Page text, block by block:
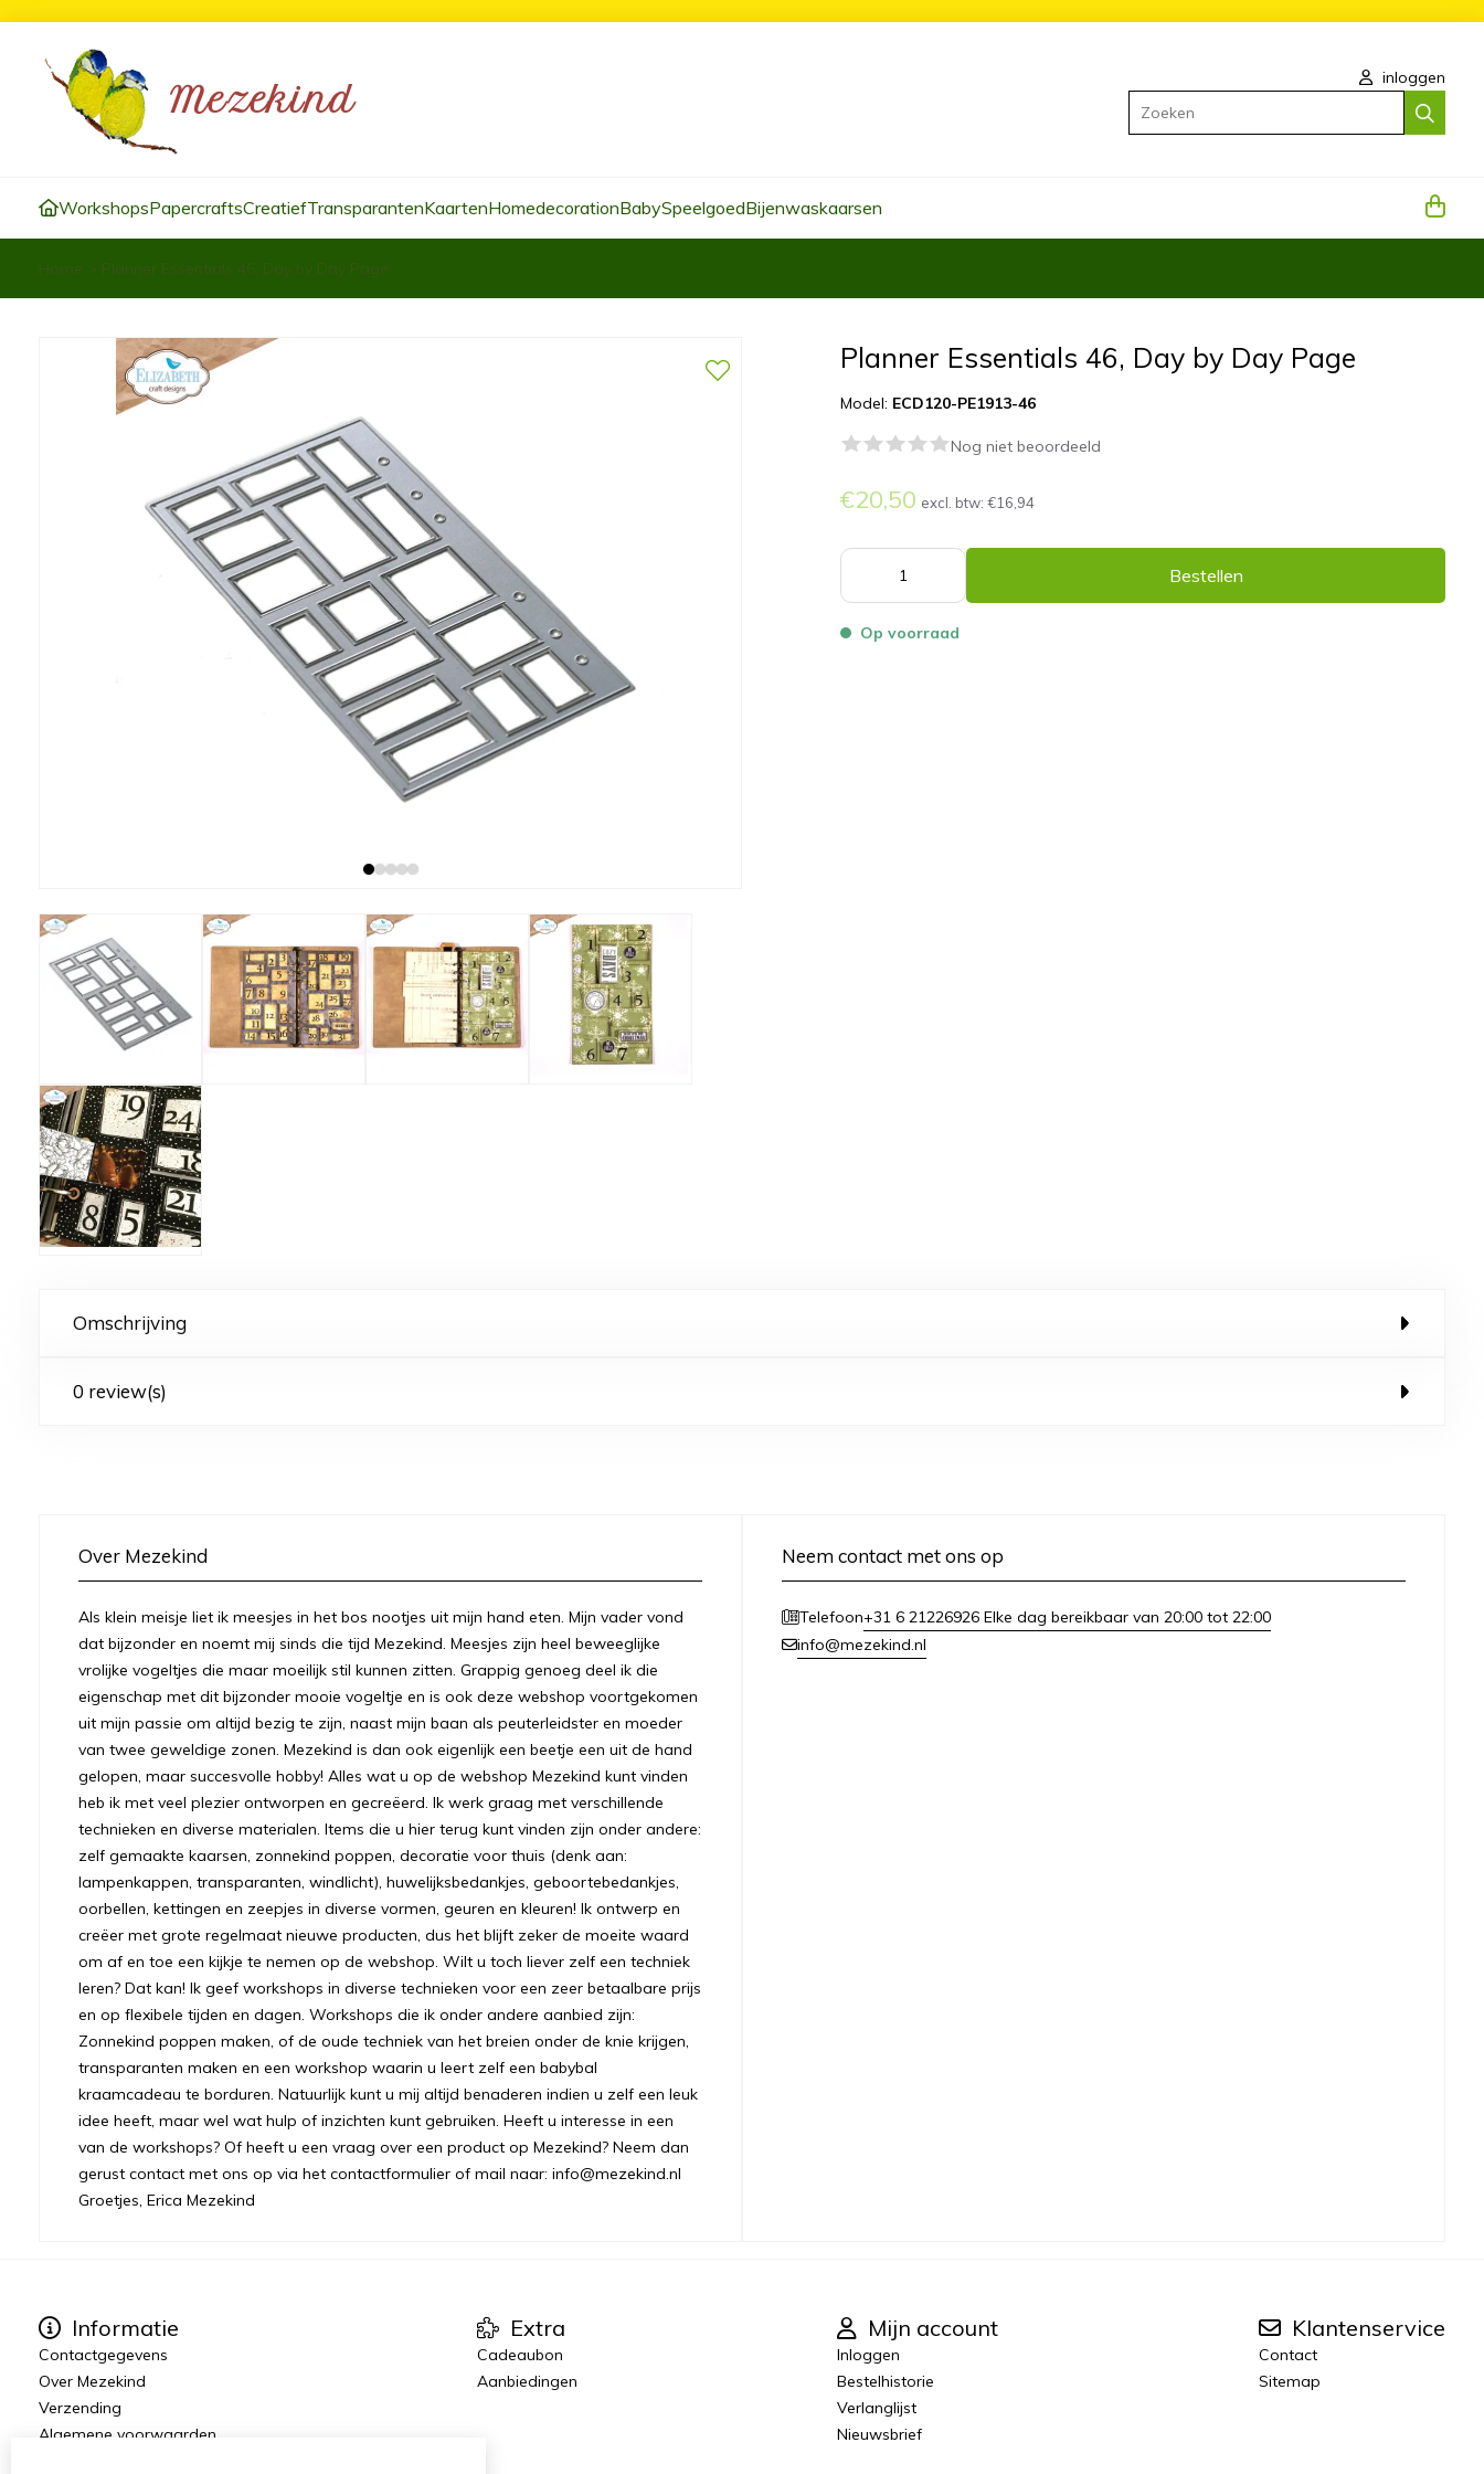
inloggen
Zoeken
WorkshopsPapercraftsCreatiefTransparantenKaartenHomedecorationBabySpeelgoedBijenwaskaarsen
Home Planner Essentials 46, Day by Day Page
Planner Essentials 46, Day by Day Page
Model: ECD120-PE1913-46
Nog niet beoordeeld
€20,50 excl. btw:€16,94
Bestellen
Op voorraad
Omschrijving
0 review(s)
Over Mezekind
Als klein meisje liet ik meesjes in het bos nootjes uit mijn hand eten. Mijn vader vond
dat bijzonder en noemt mij sinds die tijd Mezekind. Meesjes zijn heel beweeglijke
vrolijke vogeltjes die maar moeilijk stil kunnen zitten. Grappig genoeg deel ik die
eigenschap met dit bijzonder mooie vogeltje en is ook deze webshop voortgekomen
uit mijn passie om altijd bezig te zijn, naast mijn baan als peuterleidster en moeder
van twee geweldige zonen. Mezekind is dan ook eigenlijk een beetje een uit de hand
gelopen, maar succesvolle hobby! Alles wat u op de webshop Mezekind kunt vinden
heb ik met veel plezier ontworpen en gecreëerd. Ik werk graag met verschillende
technieken en diverse materialen. Items die u hier terug kunt vinden zijn onder andere:
zelf gemaakte kaarsen, zonnekind poppen, decoratie voor thuis (denk aan:
lampenkappen, transparanten, windlicht), huwelijksbedankjes, geboortebedankjes,
oorbellen, kettingen en zeepjes in diverse vormen, geuren en kleuren! Ik ontwerp en
creëer met grote regelmaat nieuwe producten, dus het blijft zeker de moeite waard
om af en toe een kijkje te nemen op de webshop. Wilt u toch liever zelf een techniek
leren? Dat kan! Ik geef workshops in diverse technieken voor een zeer betaalbare prijs
en op flexibele tijden en dagen. Workshops die ik onder andere aanbied zijn:
Zonnekind poppen maken, of de oude techniek van het breien onder de knie krijgen,
transparanten maken en een workshop waarin u leert zelf een babybal
kraamcadeau te borduren. Natuurlijk kunt u mij altijd benaderen indien u zelf een leuk
idee heeft, maar wel wat hulp of inzichten kunt gebruiken. Heeft u interesse in een
van de workshops? Of heeft u een vraag over een product op Mezekind? Neem dan
gerust contact met ons op via het contactformulier of mail naar: info@mezekind.nl
Groetjes, Erica Mezekind
Neem contact met ons op
Telefoon+31 6 21226926 Elke dag bereikbaar van 20:00 tot 22:00
info@mezekind.nl
Informatie
Contactgegevens
Over Mezekind
Verzending
Algemene voorwaarden
Extra
Cadeaubon
Aanbiedingen
Mijn account
Inloggen
Bestelhistorie
Verlanglijst
Nieuwsbrief
Klantenservice
Contact
Sitemap